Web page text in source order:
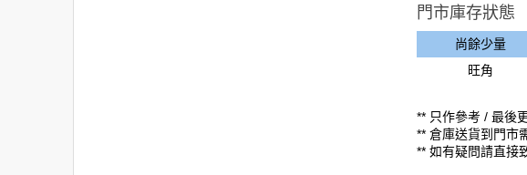
門市庫存狀態
尚餘少量
旺角
** 只作參考 / 最後
** 倉庫送貨到門市
** 如有疑問請直接